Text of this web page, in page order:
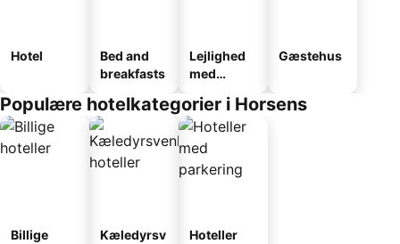
Hotel
Bed and
breakfasts
Lejlighed
med
Gæstehus
Populære hotelkategorier i Horsens
Billige
Kæledyrsv
Hoteller